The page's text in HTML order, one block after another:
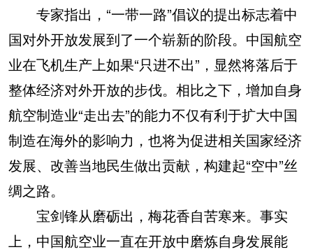
专家指出，“一带一路”倡议的提出标志着中
国对外开放发展到了一个崭新的阶段。中国航空
业在飞机生产上如果“只进不出”，显然将落后于
整体经济对外开放的步伐。相比之下，增加自身
航空制造业“走出去”的能力不仅有利于扩大中国
制造在海外的影响力，也将为促进相关国家经济
发展、改善当地民生做出贡献，构建起“空中”丝
绸之路。
宝剑锋从磨砺出，梅花香自苦寒来。事实
上，中国航空业一直在开放中磨炼自身发展能